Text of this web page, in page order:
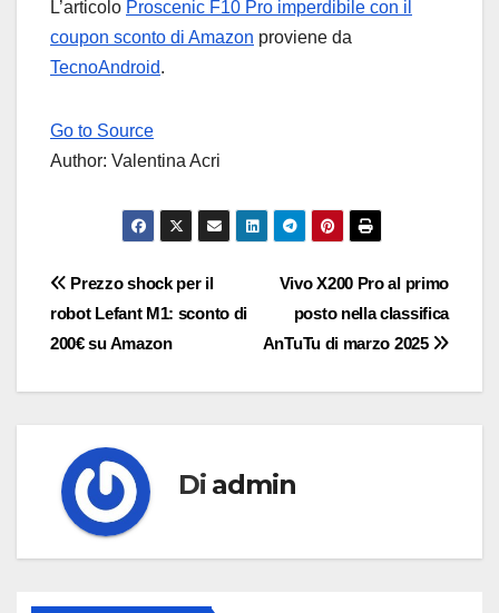
L’articolo Proscenic F10 Pro imperdibile con il
coupon sconto di Amazon proviene da
TecnoAndroid.
Go to Source
Author: Valentina Acri
Navigazione
articoli
Vivo X200 Pro al primo
posto nella classifica
AnTuTu di marzo 2025
Prezzo shock per il
robot Lefant M1: sconto di
200€ su Amazon
Di admin